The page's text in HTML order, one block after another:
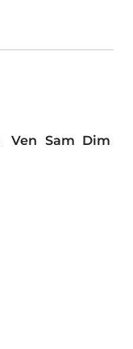
Ven Sam Dim